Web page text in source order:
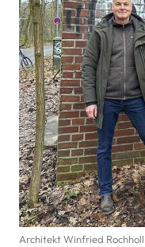
Architekt Winfried